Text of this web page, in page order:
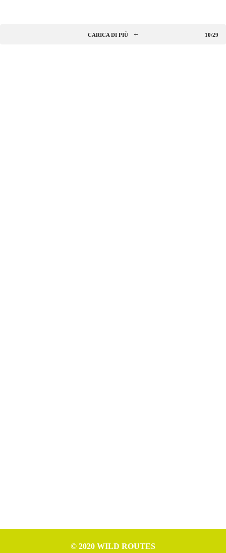
CARICA DI PIÙ 10/29
© 2020 WILD ROUTES